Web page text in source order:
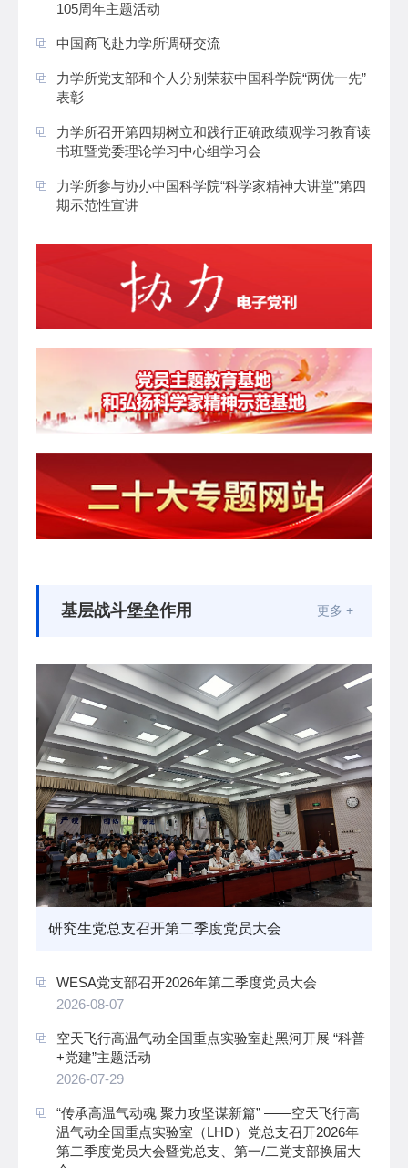
105周年主题活动
中国商飞赴力学所调研交流
力学所党支部和个人分别荣获中国科学院“两优一先”
表彰
力学所召开第四期树立和践行正确政绩观学习教育读
书班暨党委理论学习中心组学习会
力学所参与协办中国科学院“科学家精神大讲堂”第四
期示范性宣讲
基层战斗堡垒作用 更多 +
研究生党总支召开第二季度党员大会
WESA党支部召开2026年第二季度党员大会
2026-08-07
空天飞行高温气动全国重点实验室赴黑河开展 “科普
+党建”主题活动
2026-07-29
“传承高温气动魂 聚力攻坚谋新篇” ——空天飞行高
温气动全国重点实验室（LHD）党总支召开2026年
第二季度党员大会暨党总支、第一/二党支部换届大